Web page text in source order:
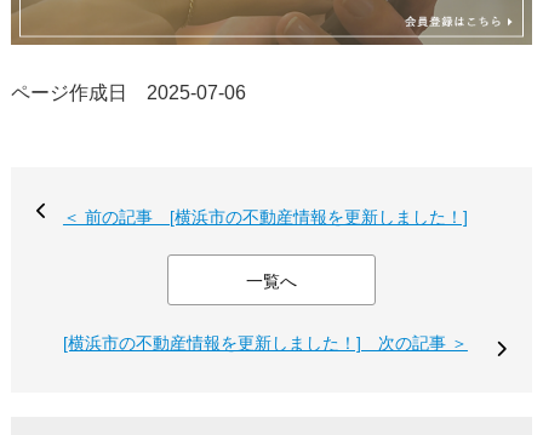
ページ作成日 2025-07-06
＜ 前の記事 [横浜市の不動産情報を更新しました！]
一覧へ
[横浜市の不動産情報を更新しました！] 次の記事 ＞